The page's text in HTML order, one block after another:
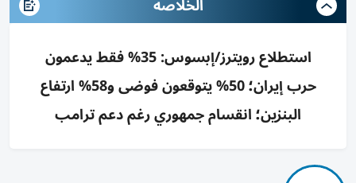
استطلاع رويترز/إبسوس: 35% فقط يدعمون
حرب إيران؛ 50% يتوقعون فوضى و58% ارتفاع
البنزين؛ انقسام جمهوري رغم دعم ترامب